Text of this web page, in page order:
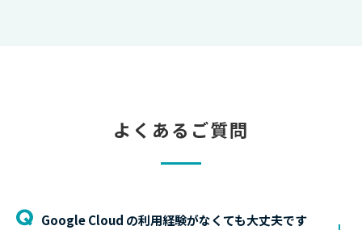
よくあるご質問
Google Cloud の利用経験がなくても大丈夫です